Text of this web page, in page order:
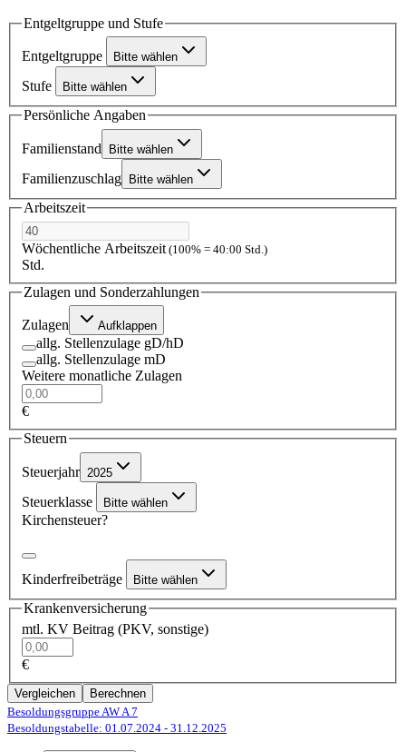
Entgeltgruppe und Stufe
Entgeltgruppe Bitte wählen
Stufe Bitte wählen
Persönliche Angaben
Familienstand Bitte wählen
Familienzuschlag Bitte wählen
Arbeitszeit
Wöchentliche Arbeitszeit (100% = 40:00 Std.)
Std.
Zulagen und Sonderzahlungen
Zulagen Aufklappen
allg. Stellenzulage gD/hD
allg. Stellenzulage mD
Weitere monatliche Zulagen
€
Steuern
Steuerjahr 2025
Steuerklasse Bitte wählen
Kirchensteuer?
Kinderfreibeträge Bitte wählen
Krankenversicherung
mtl. KV Beitrag (PKV, sonstige)
€
Vergleichen
Berechnen
Besoldungsgruppe AW A 7
Besoldungstabelle: 01.07.2024 - 31.12.2025